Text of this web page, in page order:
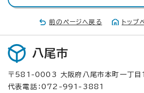
前のページへ戻る トップ
八尾市
〒581-0003 大阪府八尾市本町一丁目
代表電話：072-991-3881